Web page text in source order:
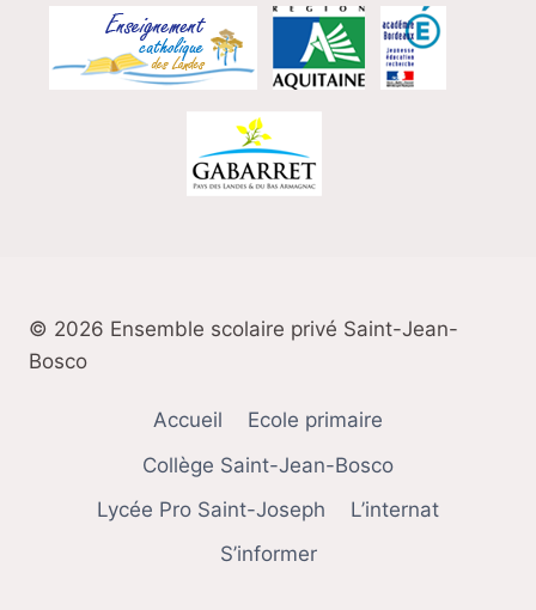
© 2026 Ensemble scolaire privé Saint-Jean-
Bosco
Accueil
Ecole primaire
Collège Saint-Jean-Bosco
Lycée Pro Saint-Joseph
L’internat
S’informer